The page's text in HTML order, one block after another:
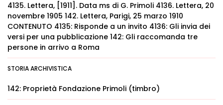
4135. Lettera, [1911]. Data ms di G. Primoli 4136. Lettera, 20
novembre 1905 142. Lettera, Parigi, 25 marzo 1910
CONTENUTO 4135: Risponde a un invito 4136: Gli invia dei
versi per una pubblicazione 142: Gli raccomanda tre
persone in arrivo a Roma
STORIA ARCHIVISTICA
142: Proprietà Fondazione Primoli (timbro)